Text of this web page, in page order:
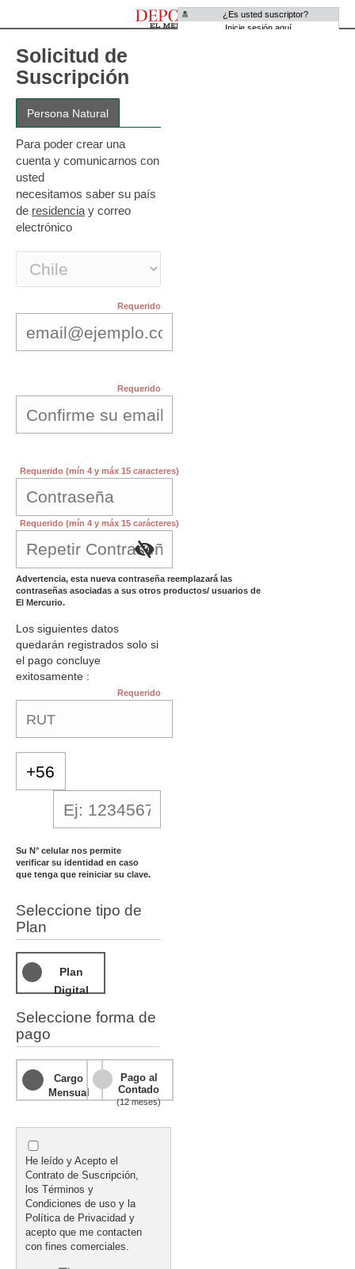
¿Es usted suscriptor?
Inicie sesión aquí
Solicitud de
Suscripción
Para poder crear una
cuenta y comunicarnos con
usted
necesitamos saber su país
de residencia y correo
electrónico
Requerido
Requerido
Requerido (mín 4 y máx 15 caracteres)
Requerido (mín 4 y máx 15 carácteres)
Advertencia, esta nueva contraseña reemplazará las
contraseñas asociadas a sus otros productos/ usuarios de
El Mercurio.
Los siguientes datos
quedarán registrados solo si
el pago concluye
exitosamente :
Requerido
Su N° celular nos permite
verificar su identidad en caso
que tenga que reiniciar su clave.
Seleccione tipo de
Plan
Plan
Digital
Seleccione forma de
pago
Cargo
Mensual
Pago al
Contado
(12 meses)
He leído y Acepto el
Contrato de Suscripción,
los Términos y
Condiciones de uso y la
Política de Privacidad y
acepto que me contacten
con fines comerciales.